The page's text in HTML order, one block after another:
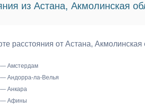
из Астана, Акмолинская
расстояния от Астана,
— Амстердам
Андорра-ла-Велья
— Анкара
— Афины